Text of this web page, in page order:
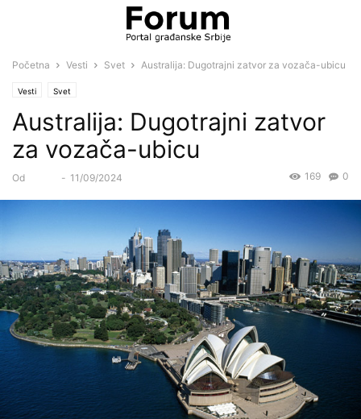
Početna Vesti Svet Australija: Dugotrajni zatvor za vozača-ubicu
Vesti Svet
Australija: Dugotrajni zatvor
za vozača-ubicu
Od - 11/09/2024 0
169